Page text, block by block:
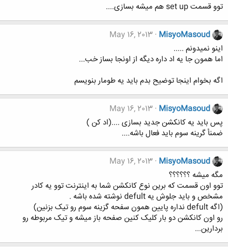
توو قسمت set up هم میشه بسازی....
MisyoMasoud
May 16, 2013
اینو نمیدونم .....
اما همون جا یه اد داره دیگه از اونجا بساز خب...
اگه بخوام اینجا توضیح بدم باید یه طومار بنویسم
MisyoMasoud
May 16, 2013
پس باید یه کانکشن جدید بسازی ....(اد کن )
ضمنأ گرینه سوم باید فعال باشه....
MisyoMasoud
May 16, 2013
مگه میشه ؟؟؟؟؟؟
توو اون قسمت که برین نوع کانکشن شما به اینترنت توو یه کادر
مشخص و باید جلوش یه defult نوشته شده باشه .
(اگه defult نداره پایین همون سفحه گزینه سوم رو تیک بزنین)
رو اون کانکشن دو بار کلیک کنین صفحه باز میشه و تیک مربوطه رو
بردارین...